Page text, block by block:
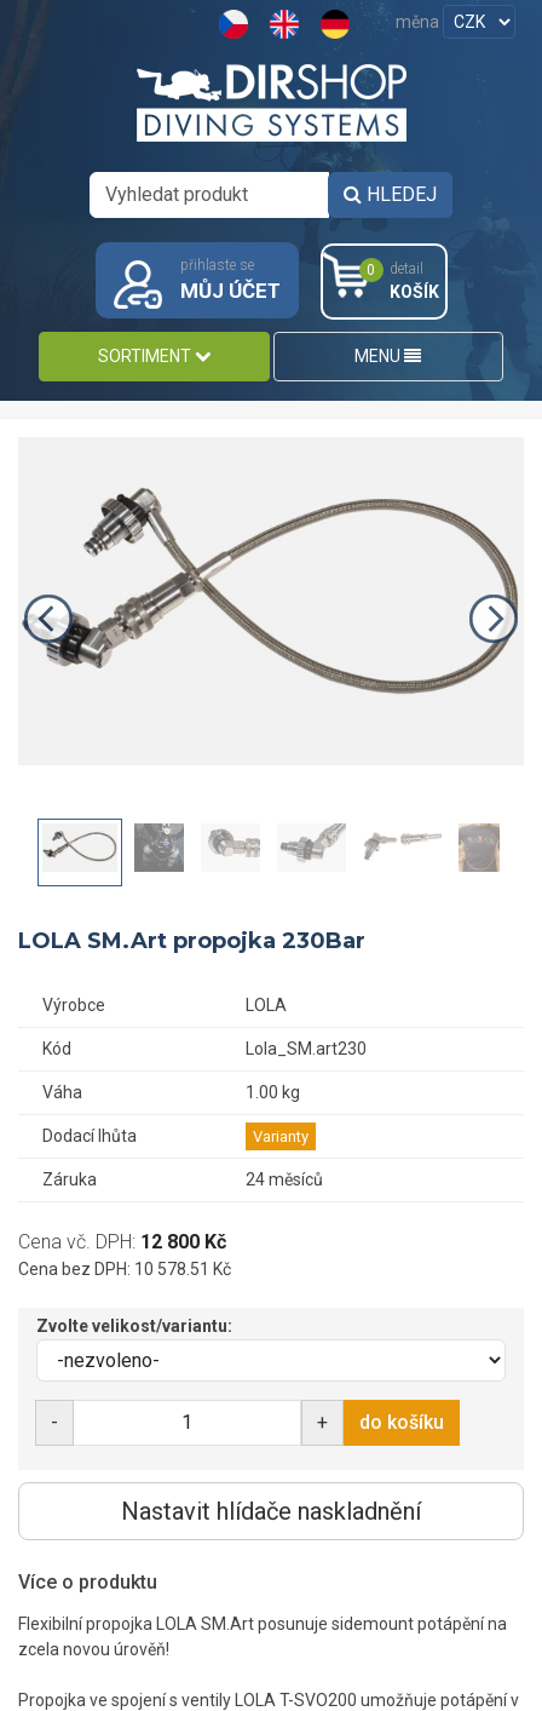
měna
HLEDEJ
přihlaste se
MŮJ ÚČET
0 detail
KOŠÍK
SORTIMENT MENU
LOLA SM.Art propojka 230Bar
Výrobce LOLA
Kód Lola_SM.art230
Váha 1.00 kg
Dodací lhůta Varianty
Záruka 24 měsíců
Cena vč. DPH: 12 800 Kč
Cena bez DPH: 10 578.51 Kč
Zvolte velikost/variantu:
- + do košíku
Nastavit hlídače naskladnění
Více o produktu
Flexibilní propojka LOLA SM.Art posunuje sidemount potápění na
zcela novou úrověň!
Propojka ve spojení s ventily LOLA T-SVO200 umožňuje potápění v